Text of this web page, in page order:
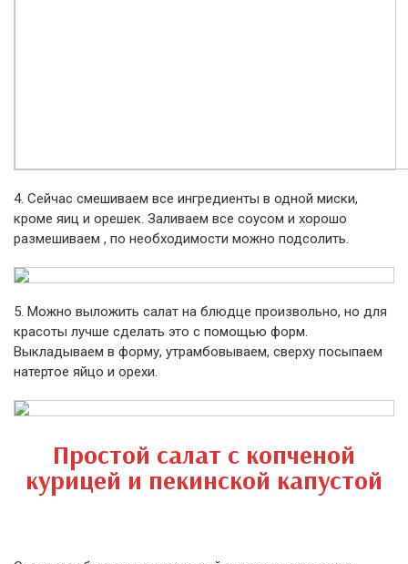
4. Сейчас смешиваем все ингредиенты в одной миски,
кроме яиц и орешек. Заливаем все соусом и хорошо
размешиваем , по необходимости можно подсолить.
5. Можно выложить салат на блюдце произвольно, но для
красоты лучше сделать это с помощью форм.
Выкладываем в форму, утрамбовываем, сверху посыпаем
натертое яйцо и орехи.
Простой салат с копченой
курицей и пекинской капустой